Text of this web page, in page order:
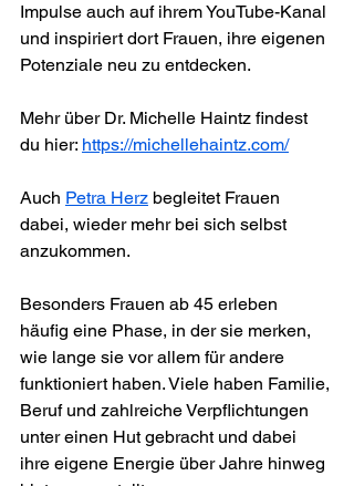
Impulse auch auf ihrem YouTube-Kanal
und inspiriert dort Frauen, ihre eigenen
Potenziale neu zu entdecken.
Mehr über Dr. Michelle Haintz findest
du hier: https://michellehaintz.com/
Auch Petra Herz begleitet Frauen
dabei, wieder mehr bei sich selbst
anzukommen.
Besonders Frauen ab 45 erleben
häufig eine Phase, in der sie merken,
wie lange sie vor allem für andere
funktioniert haben. Viele haben Familie,
Beruf und zahlreiche Verpflichtungen
unter einen Hut gebracht und dabei
ihre eigene Energie über Jahre hinweg